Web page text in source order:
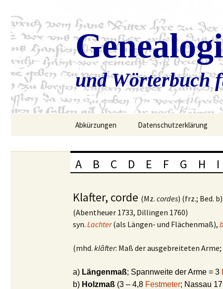
und Wörterbuch
Abkürzungen Datenschutzerklärung
A B C D E F G H I
Klafter, corde (Mz. cordes) (frz.; Bed.
(Abentheuer 1733, Dillingen 1760)
syn. Lachter (als Längen- und Flächenmaß),
(mhd. klâfter: Maß der ausgebreiteten
a) Längenmaß; Spannweite der Arme = 3
b) Holzmaß (3 – 4,8 Festmeter; Nassau